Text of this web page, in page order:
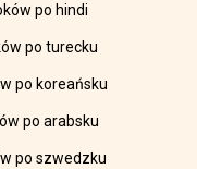
po hindi
po turecku
po koreańsku
po arabsku
po szwedzku